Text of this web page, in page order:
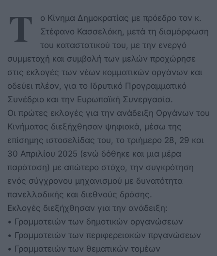
Τ
ο Κίνημα Δημοκρατίας με πρόεδρο τον κ.
Στέφανο Κασσελάκη, μετά τη διαμόρφωση
του καταστατικού του, με την ενεργό
συμμετοχή και συμβολή των μελών προχώρησε
στις εκλογές των νέων κομματικών οργάνων και
οδεύει πλέον, για το Ιδρυτικό Προγραμματικό
Συνέδριο και την Ευρωπαϊκή Συνεργασία.
Οι πρώτες εκλογές για την ανάδειξη Οργάνων του
Κινήματος διεξήχθησαν ψηφιακά, μέσω της
επίσημης ιστοσελίδας του, το τριήμερο 28, 29 και
30 Απριλίου 2025 (ενώ δόθηκε και μια μέρα
παράταση) με απώτερο στόχο, την συγκρότηση
ενός σύγχρονου μηχανισμού με δυνατότητα
πανελλαδικής και διεθνούς δράσης.
Εκλογές διεξήχθησαν για την ανάδειξη:
• Γραμματειών των δημοτικών οργανώσεων
• Γραμματειών των περιφερειακών πργανώσεων
• Γραμματειών των θεματικών τομέων